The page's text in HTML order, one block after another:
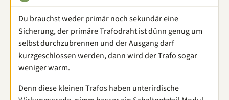
Du brauchst weder primär noch sekundär eine
Sicherung, der primäre Trafodraht ist dünn genug um
selbst durchzubrennen und der Ausgang darf
kurzgeschlossen werden, dann wird der Trafo sogar
weniger warm.
Denn diese kleinen Trafos haben unterirdische